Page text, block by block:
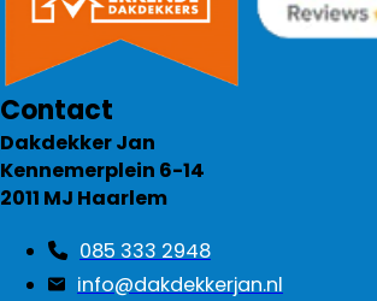
Contact
Dakdekker Jan
Kennemerplein 6-14
2011 MJ Haarlem
085 333 2948
info@dakdekkerjan.nl